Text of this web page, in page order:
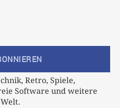
Retro, Spiele,
Software und weitere